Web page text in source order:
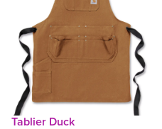
Tablier Duck